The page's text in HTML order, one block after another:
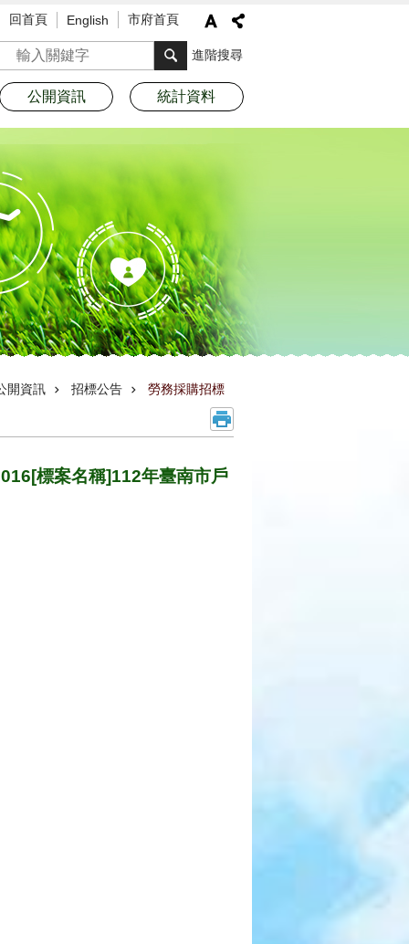
回首頁 English 市府首頁
搜尋 進階搜尋
公開資訊 統計資料
開資訊 招標公告 勞務採購招標
標案名稱]112年臺南市戶